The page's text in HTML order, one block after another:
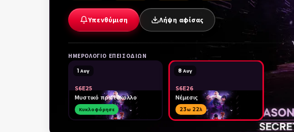
Υπενθύμιση Λήψη αφίσας
ΗΜΕΡΟΛΌΓΙΟ ΕΠΕΙΣΟΔΊΩΝ
1 Αυγ
S6E25
Μυστικό πρωτόκολλο
Κυκλοφόρησε
8 Αυγ
S6E26
Νέμεσις
23ω 22λ